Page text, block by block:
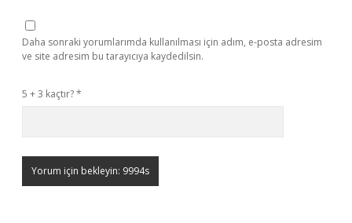
Daha sonraki yorumlarımda kullanılması için adım, e-posta adresim
ve site adresim bu tarayıcıya kaydedilsin.
5 + 3 kaçtır?*